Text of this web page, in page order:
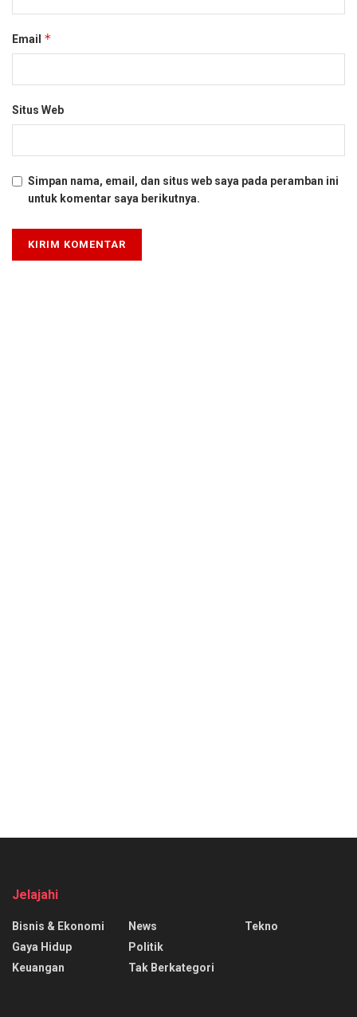
Email *
Situs Web
Simpan nama, email, dan situs web saya pada peramban ini
untuk komentar saya berikutnya.
Jelajahi
Bisnis & Ekonomi
Gaya Hidup
Keuangan
News
Politik
Tak Berkategori
Tekno